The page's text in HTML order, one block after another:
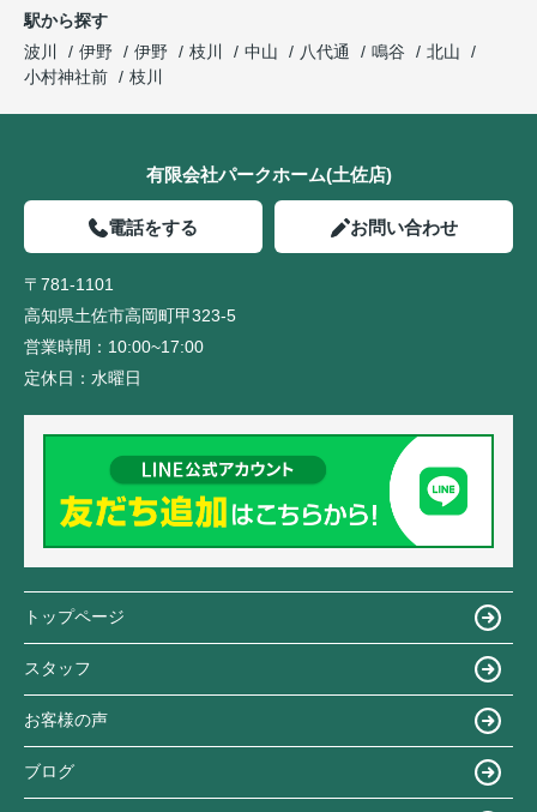
駅から探す
波川
伊野 伊野 枝川 中山 八代通 鳴谷
北山
小村神社前
枝川
有限会社パークホーム(土佐店)
電話をする お問い合わせ
〒781-1101
高知県土佐市高岡町甲323-5
営業時間： 10:00~17:00
定休日： 水曜日
トップページ
スタッフ
お客様の声
ブログ